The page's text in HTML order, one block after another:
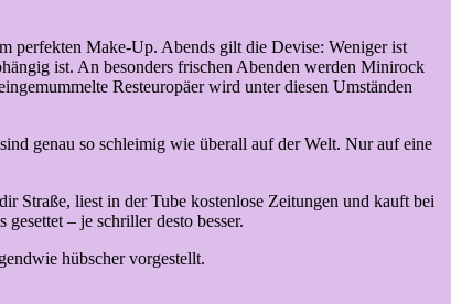
perfekten Make-Up. Abends gilt die Devise: Weniger ist
ist. An besonders frischen Abenden werden Minirock
Resteuropäer wird unter diesen Umständen
genau so schleimig wie überall auf der Welt. Nur auf eine
Straße, liest in der Tube kostenlose Zeitungen und kauft bei
– je schriller desto besser.
hübscher vorgestellt.